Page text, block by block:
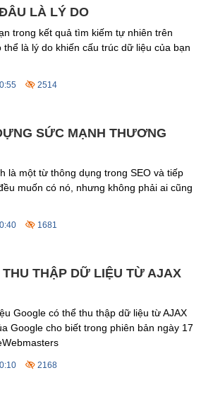
LÀ LÝ DO
trong kết quả tìm kiếm tự nhiên trên
là lý do khiến cấu trúc dữ liệu của bạn
2514
SỨC MẠNH THƯƠNG
là một từ thông dụng trong SEO và tiếp
muốn có nó, nhưng không phải ai cũng
1681
THẬP DỮ LIỆU TỪ AJAX
Google có thể thu thập dữ liệu từ AJAX
Google cho biết trong phiên bản ngày 17
2168